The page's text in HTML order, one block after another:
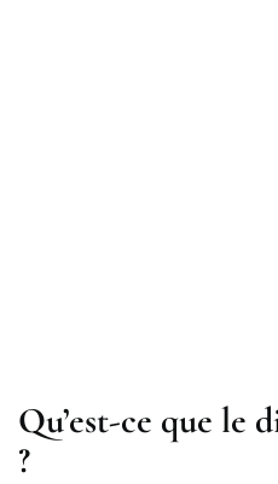
Qu’est-ce que le
?